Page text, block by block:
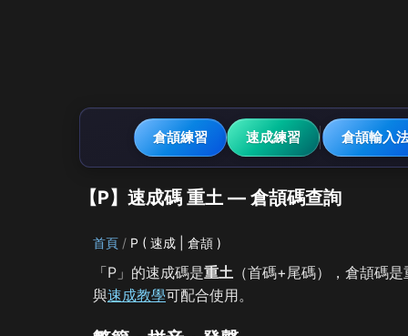
倉頡練習 速成練習 倉頡輸入
【Р】速成碼 重土 — 倉頡碼查詢
首頁 Р ( 速成 | 倉頡 )
「Р」的速成碼是重土 （首碼+尾碼），倉頡碼
與速成教學可配合使用。